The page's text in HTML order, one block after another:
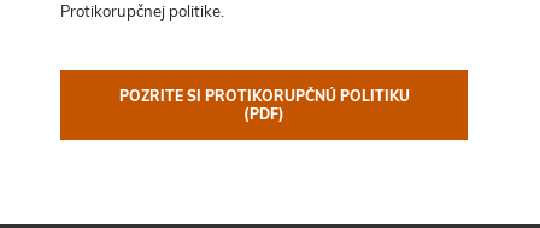
Protikorupčnej politike.
POZRITE SI PROTIKORUPČNÚ POLITIKU
(PDF)